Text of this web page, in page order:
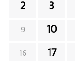
2 3
9 10
16 17